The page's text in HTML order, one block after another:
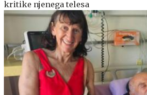
kritike njenega telesa